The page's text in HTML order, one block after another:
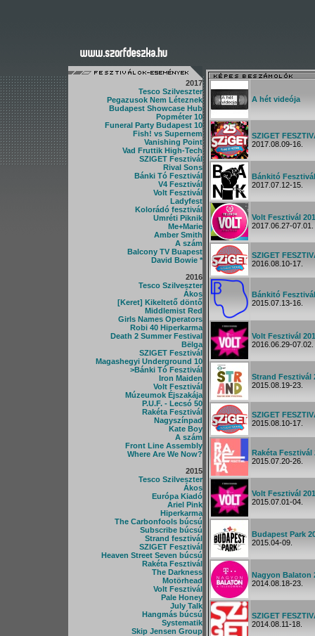
2017
Tesco Szilveszter
Pegazusok Nem Léteznek
Budapest Showcase Hub
Popméter 10
Funeral Party Budapest 10
Fish! vs Supernem
Vanishing Point
Vad Fruttik High-Tech
SZIGET Fesztivál
Rival Sons
Bánki Tó Fesztivál
V4 Fesztivál
Volt Fesztivál
Ladyfest
Kolorádó fesztivál
Umréti Piknik
Me+Marie
Amber Smith
A szám
Balcony TV Buapest
David Bowie *
2016
Tesco Szilveszter
Ákos
[Keret] Kikeltető döntő
Middlemist Red
Girls Names Operators
Robi 40 Hiperkarma
Death 2 Summer Festival
Bëlga
SZIGET Fesztivál
Magashegyi Underground 10
>Bánki Tó Fesztivál
Iron Maiden
Volt Fesztivál
Múzeumok Éjszakája
P.U.F. - Lecsó 50
Rakéta Fesztivál
Nagyszínpad
Kate Boy
A szám
Front Line Assembly
Where Are We Now?
2015
Tesco Szilveszter
Ákos
Európa Kiadó
Ariel Pink
Hiperkarma
The Carbonfools búcsú
Subscribe búcsú
Strand fesztivál
SZIGET Fesztivál
Heaven Street Seven búcsú
Rakéta Fesztivál
The Darkness
Motörhead
Volt Fesztivál
Pale Honey
July Talk
Hangmás búcsú
Systematik
Skip Jensen Group
A hét videója
SZIGET
2017.08.09-16.
Bánkitó
2017.07.12-15.
Volt Fesztivál
2017.06.27-07.01.
SZIGET
2016.08.10-17.
Bánkitó
2015.07.13-16.
Volt Fesztivál
2016.06.29-07.02.
Strand Fesztivál
2015.08.19-23.
SZIGET
2015.08.10-17.
Rakéta Fesztivál
2015.07.20-26.
Volt Fesztivál
2015.07.01-04.
Budapest Park
2015.04-09.
Nagyon Balaton
2014.08.18-23.
SZIGET
2014.08.11-18.